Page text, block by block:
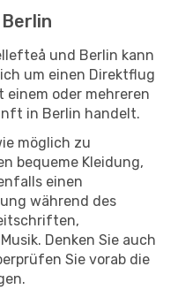
und Berlin kann
um einen Direktflug
einem oder mehreren
in Berlin handelt.
möglich zu
bequeme Kleidung,
einen
während des
Denken Sie auch
Sie vorab die